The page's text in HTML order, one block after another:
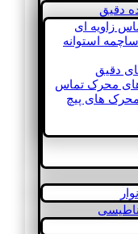
دقیق
زاویه ای
استوانه
دقیق
محرک تماس
محرک های پیچ